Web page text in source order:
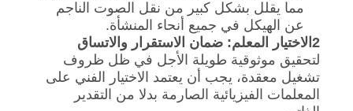
مما يقلل بشكل كبير من نقل الصوت الناجم
عن الهيكل في جميع أنحاء المنشأة.
2الاختيار المعلم: ضمان الاستقرار والاتساق
لتحقيق موثوقية طويلة الأجل في ظل ظروف
تشغيل معقدة، يجب أن يعتمد الاختيار الفني على
المعلمات الفيزيائية الصارمة بدلا من التقدير